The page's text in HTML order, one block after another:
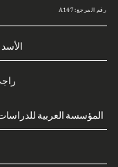
رقم المرجع: A147
المؤسسة العربية